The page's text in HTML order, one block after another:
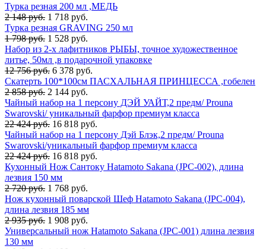
Турка резная 200 мл ,МЕДЬ
2 148 руб. 1 718 руб.
Турка резная GRAVING 250 мл
1 798 руб. 1 528 руб.
Набор из 2-х лафитников РЫБЫ, точное художественное
литье, 50мл ,в подарочной упаковке
12 756 руб. 6 378 руб.
Скатерть 100*100см ПАСХАЛЬНАЯ ПРИНЦЕССА ,гобелен
2 858 руб. 2 144 руб.
Чайный набор на 1 персону ДЭЙ УАЙТ,2 предм/ Prouna
Swarovski/ уникальный фарфор премиум класса
22 424 руб. 16 818 руб.
Чайный набор на 1 персону Дэй Блэк,2 предм/ Prouna
Swarovski/уникальный фарфор премиум класса
22 424 руб. 16 818 руб.
Кухонный Нож Сантоку Hatamoto Sakana (JPC-002), длина
лезвия 150 мм
2 720 руб. 1 768 руб.
Нож кухонный поварской Шеф Hatamoto Sakana (JPC-004),
длина лезвия 185 мм
2 935 руб. 1 908 руб.
Универсальный нож Hatamoto Sakana (JPC-001) длина лезвия
130 мм